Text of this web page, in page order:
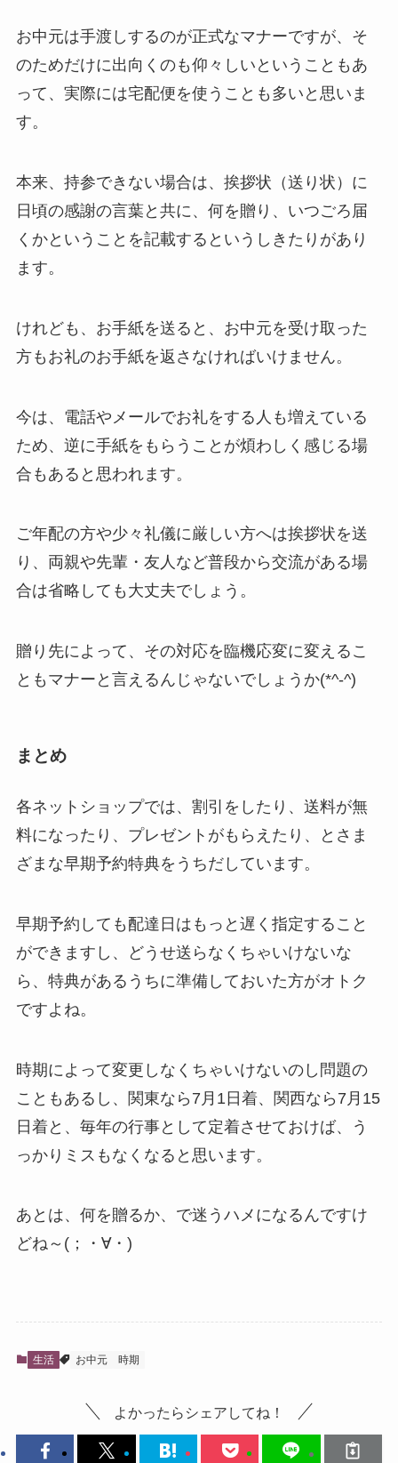
お中元は手渡しするのが正式なマナーですが、そ
のためだけに出向くのも仰々しいということもあ
って、実際には宅配便を使うことも多いと思いま
す。
本来、 持参できない場合は、挨拶状（送り状）に
日頃の感謝の言葉と共に、何を贈り、いつごろ届
くかということを記載する というしきたりがあり
ます。
けれども、お手紙を送ると、お中元を受け取った
方もお礼のお手紙を返さなければいけません。
今は、電話やメールでお礼をする人も増えている
ため、逆に手紙をもらうことが煩わしく感じる場
合もあると思われます。
ご年配の方や少々礼儀に厳しい方へは挨拶状を送
り、両親や先輩・友人など普段から交流がある場
合は省略しても大丈夫でしょう。
贈り先によって、その対応を臨機応変に変えるこ
ともマナーと言えるんじゃないでしょうか(*^-^)
まとめ
各ネットショップでは、割引をしたり、送料が無
料になったり、プレゼントがもらえたり、とさま
ざまな早期予約特典をうちだしています。
早期予約しても配達日はもっと遅く指定すること
ができますし、どうせ送らなくちゃいけないな
ら、特典があるうちに準備しておいた方がオトク
ですよね。
時期によって変更しなくちゃいけないのし問題の
こともあるし、関東なら7月1日着、関西なら7月15
日着と、毎年の行事として定着させておけば、う
っかりミスもなくなると思います。
あとは、何を贈るか、で迷うハメになるんですけ
どね～(；・∀・)
生活 お中元 時期
よかったらシェアしてね！